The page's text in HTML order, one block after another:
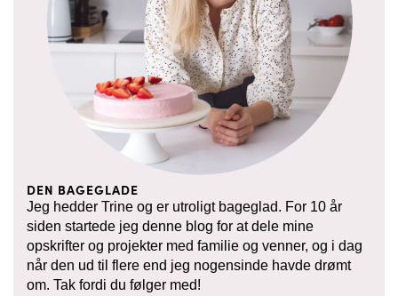
DEN BAGEGLADE
Jeg hedder Trine og er utroligt bageglad. For 10 år
siden startede jeg denne blog for at dele mine
opskrifter og projekter med familie og venner, og i dag
når den ud til flere end jeg nogensinde havde drømt
om. Tak fordi du følger med!